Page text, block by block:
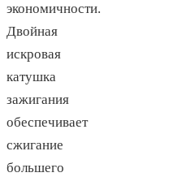
экономичности.
Двойная
искровая
катушка
зажигания
обеспечивает
сжигание
большего